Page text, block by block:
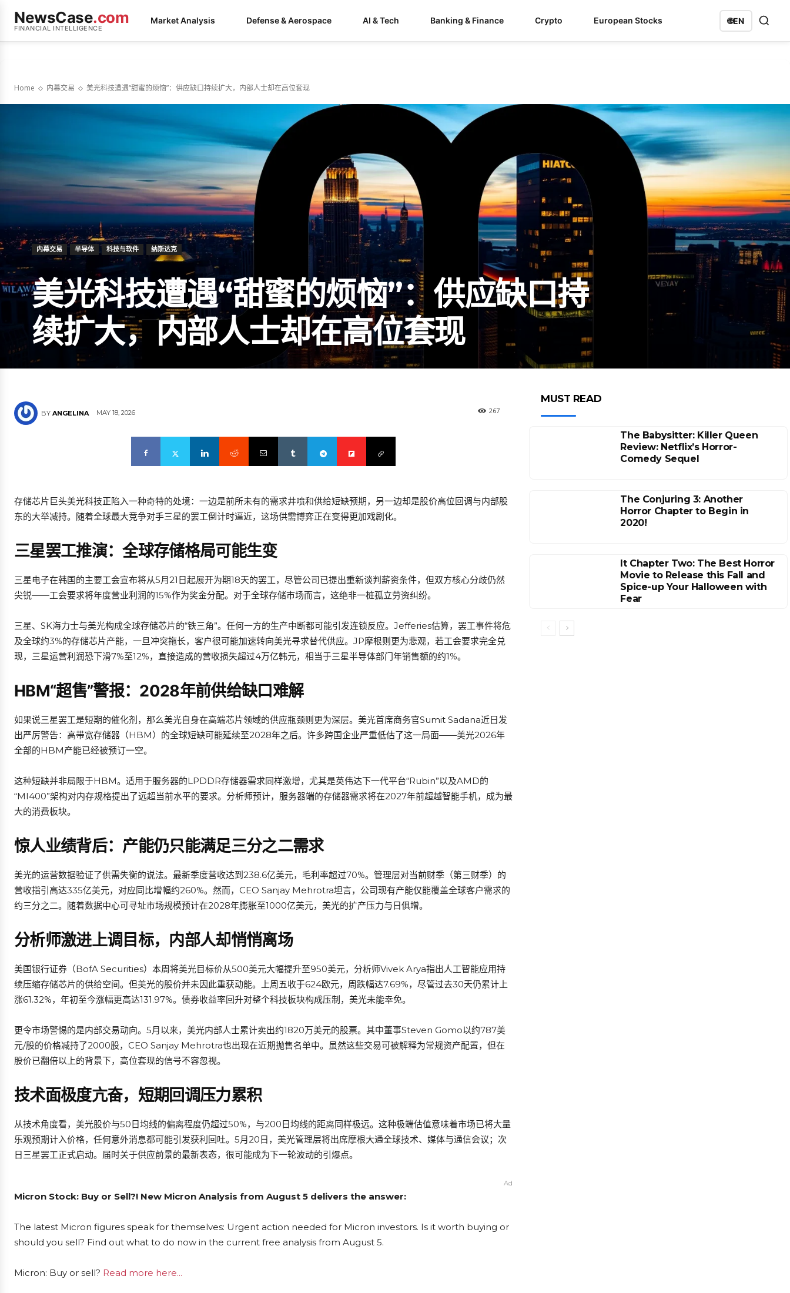
NewsCase.com
FINANCIAL INTELLIGENCE
Market Analysis Defense & Aerospace AI & Tech Banking & Finance Crypto European Stocks 🌐EN
Home 内幕交易 美光科技遭遇“甜蜜的烦恼”：供应缺口持续扩大，内部人士却在高位套现
内幕交易 半导体 科技与软件 纳斯达克
美光科技遭遇“甜蜜的烦恼”：供应缺口持
续扩大，内部人士却在高位套现
BY ANGELINA MAY 18, 2026 267
存储芯片巨头美光科技正陷入一种奇特的处境：一边是前所未有的需求井喷和供给短缺预期，另一边却是股价高位回调与内部股
东的大举减持。随着全球最大竞争对手三星的罢工倒计时逼近，这场供需博弈正在变得更加戏剧化。
三星罢工推演：全球存储格局可能生变
三星电子在韩国的主要工会宣布将从5月21日起展开为期18天的罢工，尽管公司已提出重新谈判薪资条件，但双方核心分歧仍然
尖锐——工会要求将年度营业利润的15%作为奖金分配。对于全球存储市场而言，这绝非一桩孤立劳资纠纷。
三星、SK海力士与美光构成全球存储芯片的“铁三角”。任何一方的生产中断都可能引发连锁反应。Jefferies估算，罢工事件将危
及全球约3%的存储芯片产能，一旦冲突拖长，客户很可能加速转向美光寻求替代供应。JP摩根则更为悲观，若工会要求完全兑
现，三星运营利润恐下滑7%至12%，直接造成的营收损失超过4万亿韩元，相当于三星半导体部门年销售额的约1%。
HBM“超售”警报：2028年前供给缺口难解
如果说三星罢工是短期的催化剂，那么美光自身在高端芯片领域的供应瓶颈则更为深层。美光首席商务官Sumit Sadana近日发
出严厉警告：高带宽存储器（HBM）的全球短缺可能延续至2028年之后。许多跨国企业严重低估了这一局面——美光2026年
全部的HBM产能已经被预订一空。
这种短缺并非局限于HBM。适用于服务器的LPDDR存储器需求同样激增，尤其是英伟达下一代平台“Rubin”以及AMD的
“MI400”架构对内存规格提出了远超当前水平的要求。分析师预计，服务器端的存储器需求将在2027年前超越智能手机，成为最
大的消费板块。
惊人业绩背后：产能仍只能满足三分之二需求
美光的运营数据验证了供需失衡的说法。最新季度营收达到238.6亿美元，毛利率超过70%。管理层对当前财季（第三财季）的
营收指引高达335亿美元，对应同比增幅约260%。然而，CEO Sanjay Mehrotra坦言，公司现有产能仅能覆盖全球客户需求的
约三分之二。随着数据中心可寻址市场规模预计在2028年膨胀至1000亿美元，美光的扩产压力与日俱增。
分析师激进上调目标，内部人却悄悄离场
美国银行证券（BofA Securities）本周将美光目标价从500美元大幅提升至950美元，分析师Vivek Arya指出人工智能应用持
续压缩存储芯片的供给空间。但美光的股价并未因此重获动能。上周五收于624欧元，周跌幅达7.69%，尽管过去30天仍累计上
涨61.32%，年初至今涨幅更高达131.97%。债券收益率回升对整个科技板块构成压制，美光未能幸免。
更令市场警惕的是内部交易动向。5月以来，美光内部人士累计卖出约1820万美元的股票。其中董事Steven Gomo以约787美
元/股的价格减持了2000股，CEO Sanjay Mehrotra也出现在近期抛售名单中。虽然这些交易可被解释为常规资产配置，但在
股价已翻倍以上的背景下，高位套现的信号不容忽视。
技术面极度亢奋，短期回调压力累积
从技术角度看，美光股价与50日均线的偏离程度仍超过50%，与200日均线的距离同样极远。这种极端估值意味着市场已将大量
乐观预期计入价格，任何意外消息都可能引发获利回吐。5月20日，美光管理层将出席摩根大通全球技术、媒体与通信会议；次
日三星罢工正式启动。届时关于供应前景的最新表态，很可能成为下一轮波动的引爆点。
Ad
Micron Stock: Buy or Sell?! New Micron Analysis from August 5 delivers the answer:
The latest Micron figures speak for themselves: Urgent action needed for Micron investors. Is it worth buying or
should you sell? Find out what to do now in the current free analysis from August 5.
Micron: Buy or sell? Read more here...
MUST READ
The Babysitter: Killer Queen
Review: Netflix’s Horror-
Comedy Sequel
The Conjuring 3: Another
Horror Chapter to Begin in
2020!
It Chapter Two: The Best Horror
Movie to Release this Fall and
Spice-up Your Halloween with
Fear